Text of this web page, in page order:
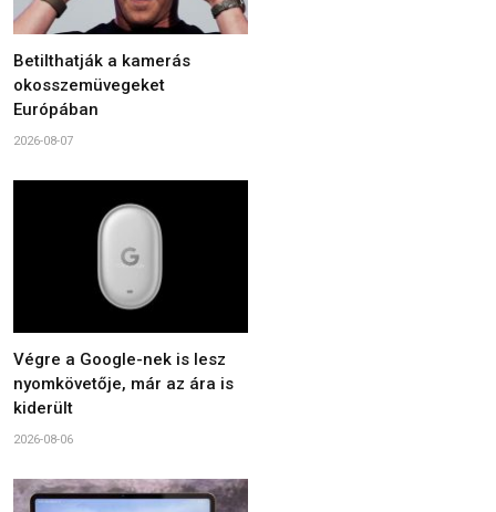
Betilthatják a kamerás
okosszemüvegeket
Európában
2026-08-07
Végre a Google-nek is lesz
nyomkövetője, már az ára is
kiderült
2026-08-06